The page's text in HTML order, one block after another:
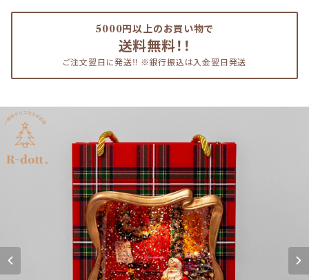
5000円以上のお買い物で
送料無料！！
ご注文翌日に発送‼︎ ※銀行振込は入金翌日発送